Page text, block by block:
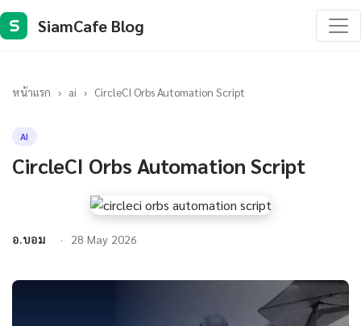
S SiamCafe Blog
หน้าแรก › ai › CircleCI Orbs Automation Script
AI
CircleCI Orbs Automation Script
อ.บอม 28 May 2026